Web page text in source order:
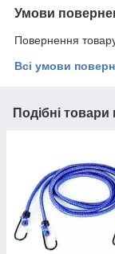
Умови
Повернення
Всі умови
Подібні товари